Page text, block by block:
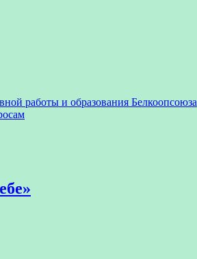
работы и образования Белкоопсоюза